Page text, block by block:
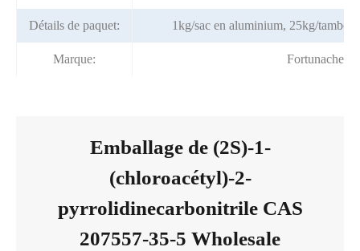
Détails de paquet: 1kg/sac en aluminium, 25kg/
Marque: Fortunachem
Emballage de (2S)-1-
(chloroacétyl)-2-
pyrrolidinecarbonitrile CAS
207557-35-5 Wholesale